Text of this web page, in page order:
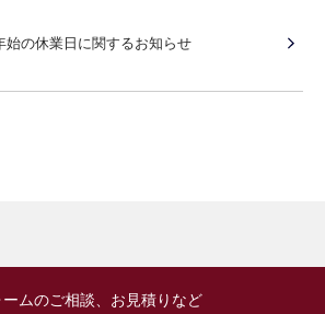
始の休業日に関するお知らせ
ームのご相談、お見積りなど